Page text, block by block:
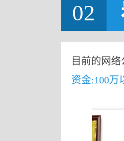
02
目前的网
资金:100万